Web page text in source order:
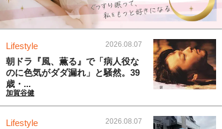
Lifestyle 2026.08.07
朝ドラ『風、薫る』で「病人役な
のに色気がダダ漏れ」と騒然。39
歳・...
加賀谷健
Lifestyle 2026.08.07